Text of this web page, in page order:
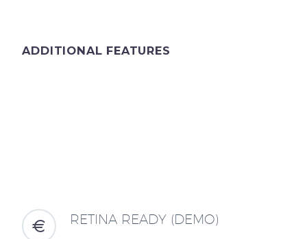
ADDITIONAL FEATURES

 RETINA READY (DEMO)